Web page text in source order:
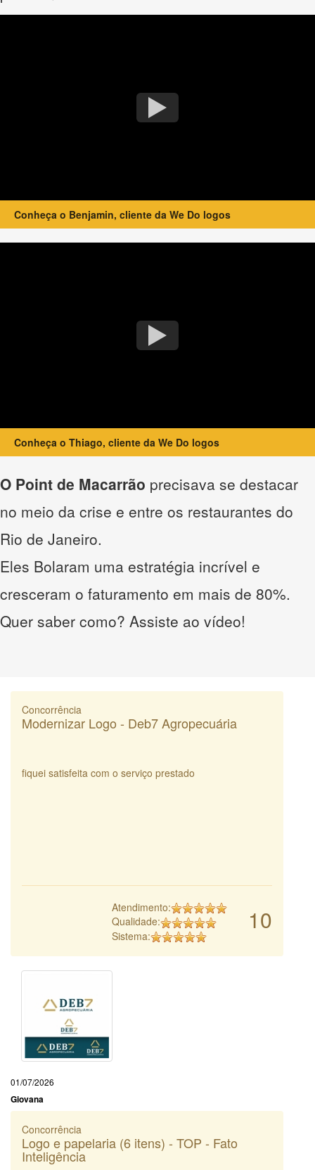
Conheça o Benjamin, cliente da We Do logos
Conheça o Thiago, cliente da We Do logos
O Point de Macarrão precisava se destacar
no meio da crise e entre os restaurantes do
Rio de Janeiro.
Eles Bolaram uma estratégia incrível e
cresceram o faturamento em mais de 80%.
Quer saber como? Assiste ao vídeo!
Concorrência
Modernizar Logo - Deb7 Agropecuária
fiquei satisfeita com o serviço prestado
10
Atendimento:
Qualidade:
Sistema:
01/07/2026
Giovana
Concorrência
Logo e papelaria (6 itens) - TOP - Fato
Inteligência